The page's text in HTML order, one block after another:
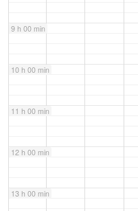
9 h 00 min
10 h 00 min
11 h 00 min
12 h 00 min
13 h 00 min